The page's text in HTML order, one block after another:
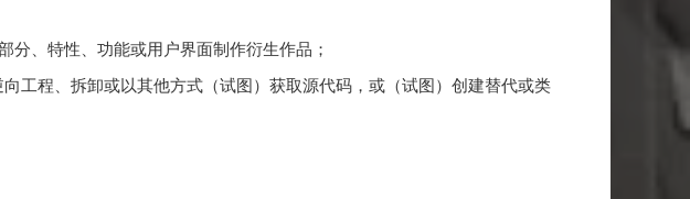
、特性、功能或用户界面制作衍生作品；
工程、拆卸或以其他方式（试图）获取源代码，或（试图）创建替代或类